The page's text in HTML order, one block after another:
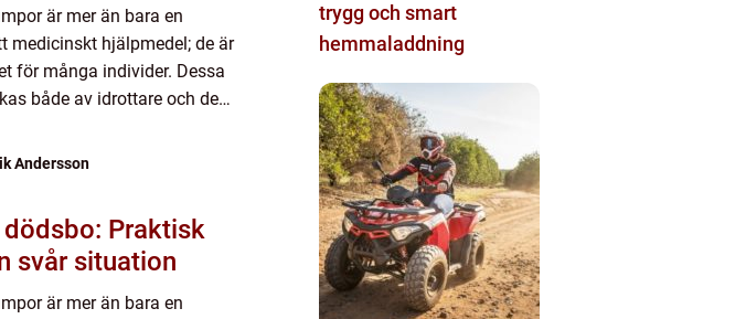
är mer än bara en
medicinskt hjälpmedel; de är
för många individer. Dessa
både av idrottare och de
Andersson
Praktisk
svår situation
är mer än bara en
trygg och smart
hemmaladdning